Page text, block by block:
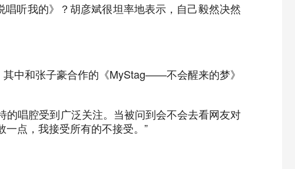
听我的》？胡彦斌很坦率地表示，自己毅然决然
中和张子豪合作的《MyStag——不会醒来的梦》
的唱腔受到广泛关注。当被问到会不会去看网友对
点，我接受所有的不接受。”